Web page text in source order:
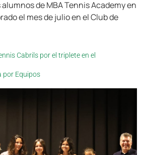
de MBA Tennis Academy en
el mes de julio en el Club de
Cabrils por el triplete en el
por Equipos